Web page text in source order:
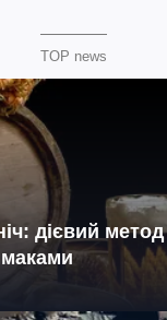
TOP news
дієвий